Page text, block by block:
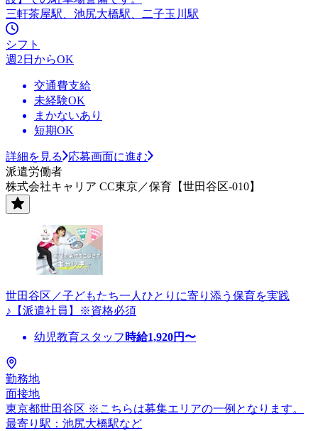
三軒茶屋駅、池尻大橋駅、二子玉川駅
シフト
週2日からOK
交通費支給
未経験OK
まかないあり
短期OK
詳細を見る
応募画面に進む
派遣労働者
株式会社キャリア CC東京／保育【世田谷区-010】
世田谷区／子どもたち一人ひとりに寄り添う保育を実践
♪【派遣社員】※資格必須
幼児教育スタッフ 時給1,920円〜
勤務地
面接地
東京都世田谷区 ※こちらは募集エリアの一例となります。
最寄り駅：池尻大橋駅など